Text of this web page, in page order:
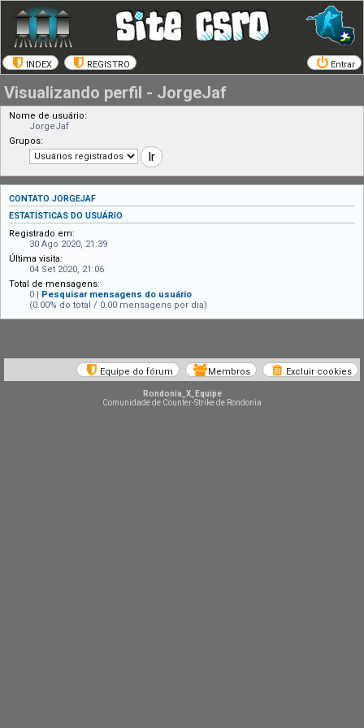
INDEX REGISTRO Entrar
Visualizando perfil - JorgeJaf
Nome de usuário:
JorgeJaf
Grupos:
CONTATO JORGEJAF
ESTATÍSTICAS DO USUÁRIO
Registrado em:
30 Ago 2020, 21:39
Última visita:
04 Set 2020, 21:06
Total de mensagens:
0 | Pesquisar mensagens do usuário
(0.00% do total / 0.00 mensagens por dia)
Excluir cookies
Membros
Equipe do fórum
Rondonia_X_Equipe
Comunidade de Counter-Strike de Rondonia